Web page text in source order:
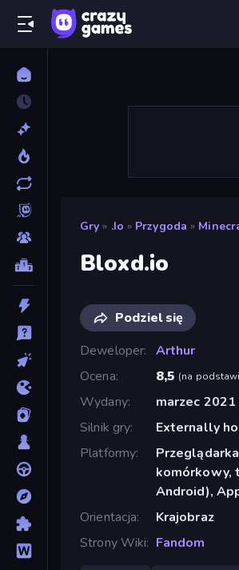
Gry » .io » Przygoda »
Bloxd.io
Podziel się
Deweloper
Arthur
Ocena
8,5 (na
Wydany
marzec 2021
Silnik gry
Externally
Platformy
komórkowy,
Android),
Orientacja
Krajobraz
Strony Wiki
Fandom